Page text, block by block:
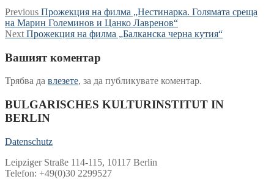
Навигация
Previous Previous
post:
Прожекция на филма „Нестинарка. Голямата среща
на Марин Големинов и Цанко Лавренов“
Next Next
Прожекция на филма „Балканска черна кутия“
Вашият коментар
Трябва да влезете, за да публикувате коментар.
BULGARISCHES KULTURINSTITUT IN
BERLIN
Datenschutz
Leipziger Straße 114-115, 10117 Berlin
Telefon: +49(0)30 2299527